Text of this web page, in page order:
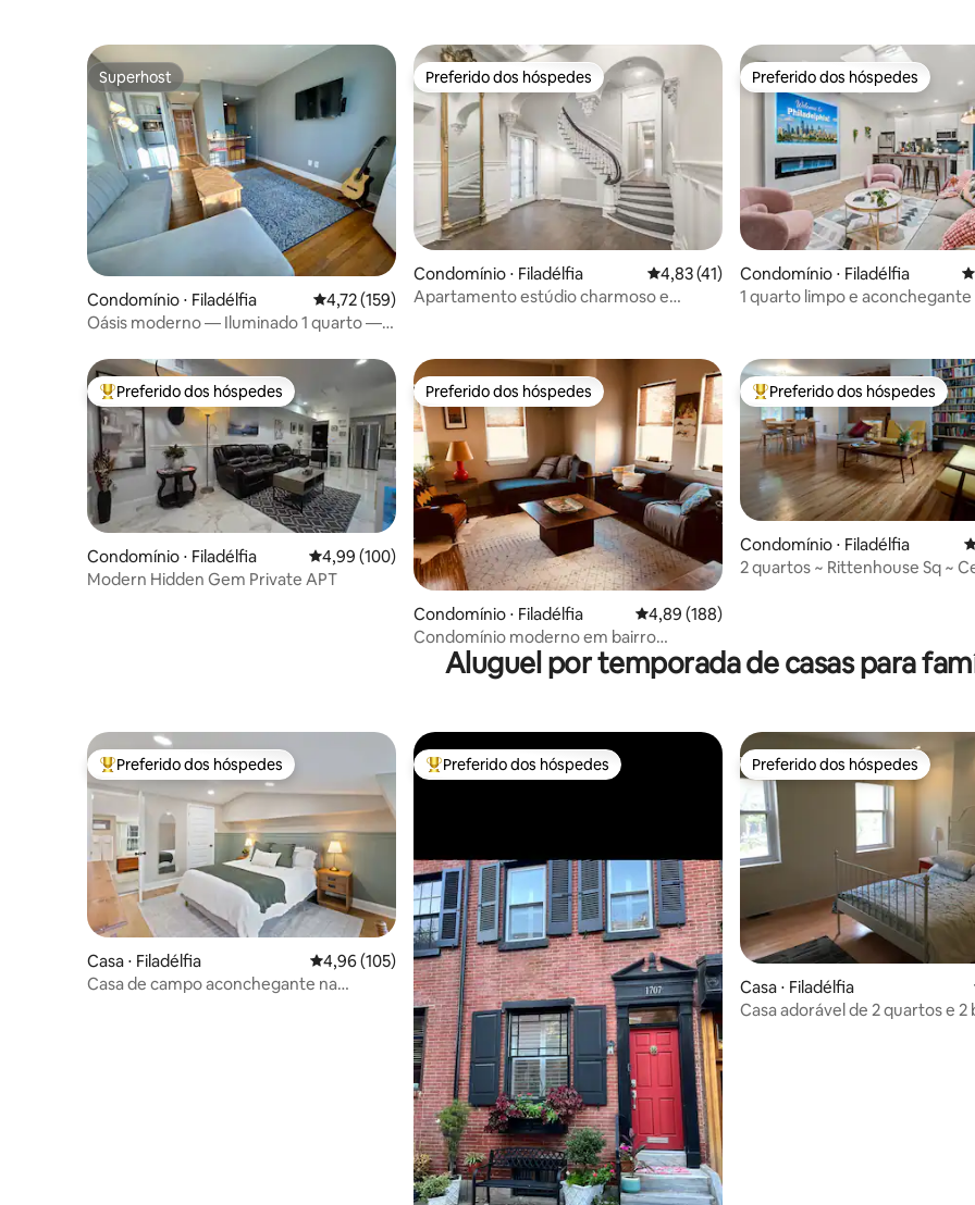
Superhost
Superhost
Condomínio ⋅ Filadélfia 4,72 de uma avaliação média de 5, 159 avaliações
4,72 (159)
Oásis moderno — Iluminado 1 quarto —
Preferido dos hóspedes
Preferido dos hóspedes
Condomínio ⋅ Filadélfia 4,83 de uma avaliação média de 5, 41
4,83 (41)
Apartamento estúdio charmoso e
Preferido dos hóspedes
Preferido dos hóspedes
Condomínio ⋅ Filadélfia
1 quarto limpo e
Entre os melhores preferidos dos hóspedes
Preferido dos hóspedes
Condomínio ⋅ Filadélfia 4,99 de uma avaliação média de 5, 100 avaliações
4,99 (100)
Modern Hidden Gem Private APT
Preferido dos hóspedes
Preferido dos hóspedes
Condomínio ⋅ Filadélfia 4,89 de uma avaliação média de 5, 188
4,89 (188)
Condomínio moderno em bairro
badalado
Entre os melhores preferidos
Preferido dos hóspedes
Condomínio ⋅ Filadélfia
2 quartos ~ Rittenhouse Sq ~
Aluguel por temporada de casas para
Entre os melhores preferidos dos hóspedes
Preferido dos hóspedes
Casa ⋅ Filadélfia 4,96 de uma avaliação média de 5, 105 avaliações
4,96 (105)
Casa de campo aconchegante na
Entre os melhores preferidos dos hóspedes
Preferido dos hóspedes Preferido dos hóspedes
Preferido dos hóspedes
Casa ⋅ Filadélfia
Casa adorável de 2 quartos e 2